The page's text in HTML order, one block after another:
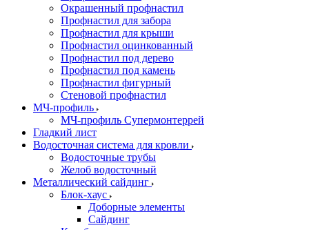
Окрашенный профнастил
Профнастил для забора
Профнастил для крыши
Профнастил оцинкованный
Профнастил под дерево
Профнастил под камень
Профнастил фигурный
Стеновой профнастил
МЧ-профиль
МЧ-профиль Супермонтеррей
Гладкий лист
Водосточная система для кровли
Водосточные трубы
Желоб водосточный
Металлический сайдинг
Блок-хаус
Доборные элементы
Сайдинг